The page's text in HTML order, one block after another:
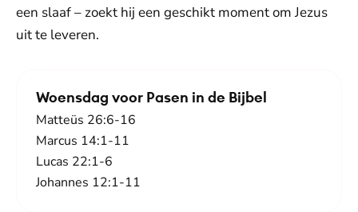
een slaaf – zoekt hij een geschikt moment om Jezus
uit te leveren.
Woensdag voor Pasen in de Bijbel
Matteüs 26:6-16
Marcus 14:1-11
Lucas 22:1-6
Johannes 12:1-11